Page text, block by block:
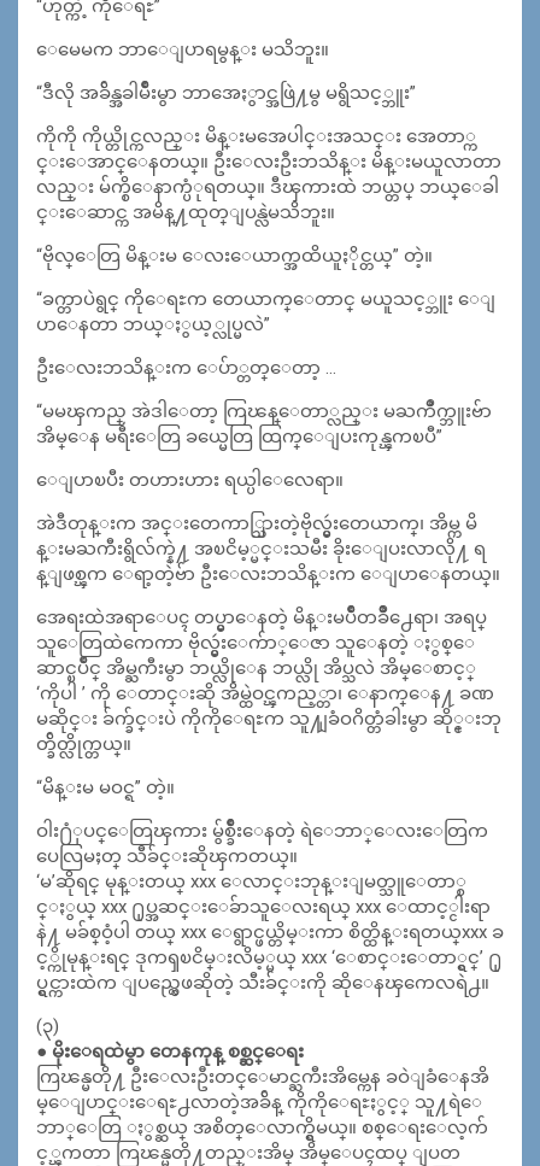
“ဟုတ္ကဲ့ ကိုေရႊ”
ေမေမက ဘာေျပာရမွန္း မသိဘူး။
“ဒီလို အခ်ိန္အခါမ်ဳိးမွာ ဘာအေႏွာင္အဖြဲ႔မွ မရွိသင့္ဘူး”
ကိုကို ကိုယ္တိုင္ကလည္း မိန္းမအေပါင္းအသင္း အေတာ္က
င္းေအာင္ေနတယ္။ ဦးေလးဦးဘသိန္း မိန္းမယူလာတာ
လည္း မ်က္စိေနာက္ပံုရတယ္။ ဒီၾကားထဲ ဘယ္တပ္ ဘယ္ေခါ
င္းေဆာင္က အမိန္႔ထုတ္ျပန္လဲမသိဘူး။
“ဗိုလ္ေတြ မိန္းမ ေလးေယာက္အထိယူႏိုင္တယ္” တဲ့။
“ခက္တာပဲရွင္ ကိုေရႊက တေယာက္ေတာင္ မယူသင့္ဘူး ေျ
ပာေနတာ ဘယ္ႏွယ့္လုပ္မလဲ”
ဦးေလးဘသိန္းက ေပ်ာ္တတ္ေတာ့ …
“မမၾကည္ အဲဒါေတာ့ ကြၽန္ေတာ္လည္း မႀကိဳက္ဘူးဗ်ာ
အိမ္ေန မရီးေတြ ခယ္မေတြ ထြက္ေျပးကုန္ၾကၿပီ”
ေျပာၿပီး တဟားဟား ရယ္ပါေလေရာ။
အဲဒီတုန္းက အင္းတေကာ္သြားတဲ့ဗိုလ္မွဴးတေယာက္၊ အိမ္က မိ
န္းမႀကီးရွိလ်က္နဲ႔ အၿငိမ့္မင္းသမီး ခိုးေျပးလာလို႔ ရ
န္ျဖစ္ၾက ေရာ့တဲ့ဗ်ာ ဦးေလးဘသိန္းက ေျပာေနတယ္။
အေရးထဲအရာေပၚ တပ္မွာေနတဲ့ မိန္းမပ်ဳိတခ်ဳိ႕ေရာ၊ အရပ္
သူေတြထဲကေကာ ဗိုလ္မွဴးေက်ာ္ေဇာ သူေနတဲ့ ႏွစ္ေ
ဆာင္ၿပိဳင္ အိမ္ႀကီးမွာ ဘယ္လိုေန ဘယ္လို အိပ္သလဲ အိမ္ေစာင့္
‘ကိုပါ ’ ကို ေတာင္းဆို အိမ္ထဲဝင္ၾကည့္တာ၊ ေနာက္ေန႔ ခဏ
မဆိုင္း ခ်က္ခ်င္းပဲ ကိုကိုေရႊက သူ႔ျခံဝဂိတ္တံခါးမွာ ဆို္င္းဘု
တ္ခ်ိတ္လိုက္တယ္။
“မိန္းမ မဝင္ရ” တဲ့။
ဝါး႐ံုပင္ေတြၾကား မွ်စ္ခ်ိဳးေနတဲ့ ရဲေဘာ္ေလးေတြက
ပေလြမႈတ္ သီခ်င္းဆိုၾကတယ္။
‘မ’ဆိုရင္ မုန္းတယ္ xxx ေလာင္းဘုန္းျမတ္သူေတာ္စ
င္ႏွယ္ xxx ႐ုပ္အဆင္းေခ်ာသူေလးရယ္ xxx ေထာင့္ငါးရာ
နဲ႔ မခ်စ္ဝံ့ပါ တယ္ xxx ေရွာင္ဖယ္တိမ္းကာ စိတ္ထိန္းရတယ္xxx ခ
င့္ကိုမုန္းရင္ ဒုကၡၿငိမ္းလိမ့္မယ္ xxx ‘ေစာင္းေတာ္ရွင္’ ႐ု
ပ္ရွင္ကားထဲက ျပည္လွေဖဆိုတဲ့ သီးခ်င္းကို ဆိုေနၾကေလရဲ႕။
(၃)
● မိုးေရထဲမွာ တေနကုန္ စစ္ဆင္ေရး
ကြၽန္မတို႔ ဦးေလးဦးတင္ေမာင္ႀကီးအိမ္ကေန ခဝဲျခံေနအိ
မ္ေျပာင္းေရႊ႕လာတဲ့အခ်ိန္ ကိုကိုေရႊႏွင့္ သူ႔ရဲေ
ဘာ္ေတြ ႏွစ္ဆယ္ အစိတ္ေလာက္ရွိမယ္။ စစ္ေရးေလ့က်
င့္ၾကတာ ကြၽန္မတို႔တည္းအိမ္ အိမ္ေပၚထပ္ ျပတ